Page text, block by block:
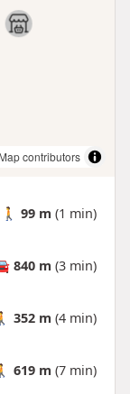
contributors
🚶 99 m (1 min)
840 m (3 min)
🚶 352 m (4 min)
🚶 619 m (7 min)